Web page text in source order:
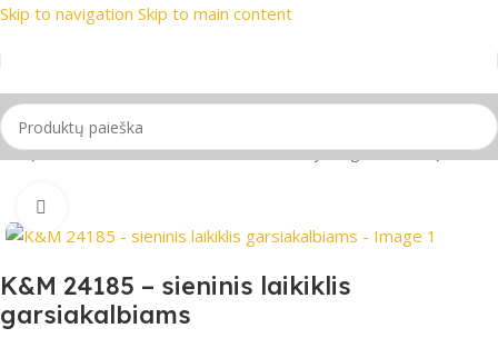
Skip to navigation Skip to main content
📦 Nemokamas
stovai ir laikikliai/Prie sienos montuojami garsiakalbių laikikliai
K&M 24185 – sieninis laikiklis
garsiakalbiams